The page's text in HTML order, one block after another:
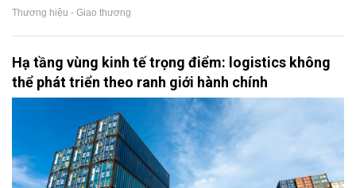
Thương hiệu - Giao thương
Hạ tầng vùng kinh tế trọng điểm: logistics không
thể phát triển theo ranh giới hành chính